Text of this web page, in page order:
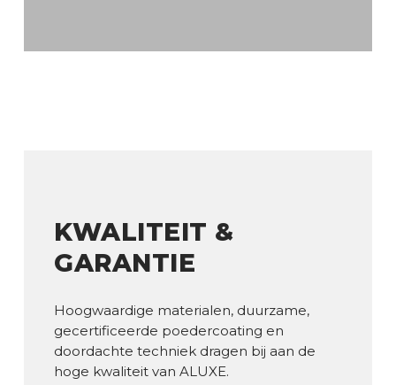
KWALITEIT &
GARANTIE
Hoogwaardige materialen, duurzame,
gecertificeerde poedercoating en
doordachte techniek dragen bij aan de
hoge kwaliteit van ALUXE.